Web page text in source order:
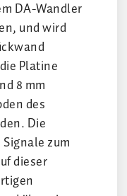
DA-Wandler
und wird
Platine
8 mm
des
Die
zum
dieser